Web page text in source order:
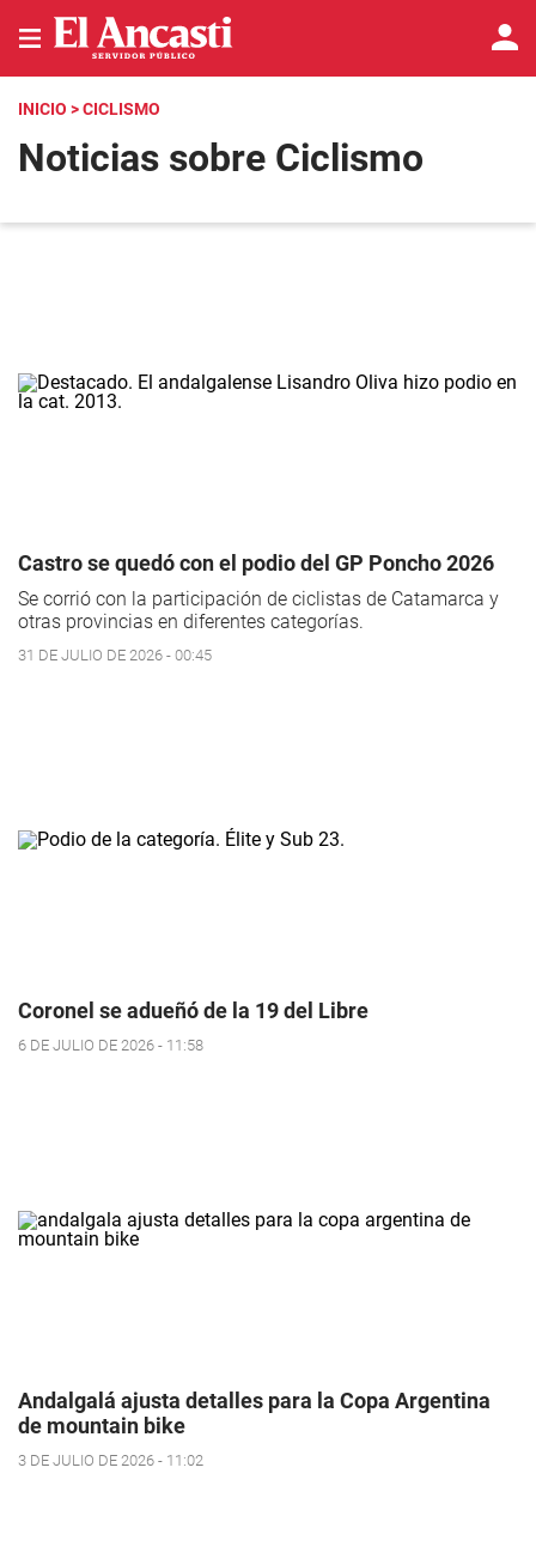
INICIO > CICLISMO
Noticias sobre Ciclismo
Castro se quedó con el podio del GP Poncho 2026
Se corrió con la participación de ciclistas de Catamarca y
otras provincias en diferentes categorías.
31 DE JULIO DE 2026 - 00:45
Coronel se adueñó de la 19 del Libre
6 DE JULIO DE 2026 - 11:58
Andalgalá ajusta detalles para la Copa Argentina
de mountain bike
3 DE JULIO DE 2026 - 11:02